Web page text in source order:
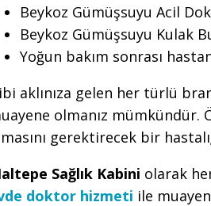
Beykoz Gümüşsuyu Acil
Beykoz Gümüşsuyu Kulak
Yoğun bakım sonrası
aklınıza gelen her türlü
olmanız mümkündür.
gerektirecek bir
Sağlık Kabini olarak
doktor hizmeti ile